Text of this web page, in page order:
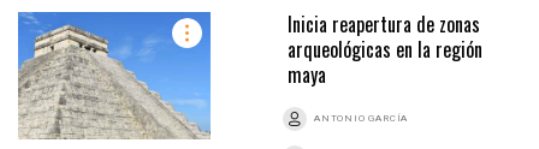
Inicia reapertura de zonas
arqueológicas en la región
maya
ANTONIO GARCÍA